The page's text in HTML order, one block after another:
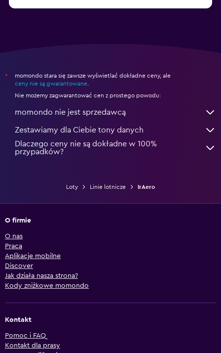
*
momondo stara się zawsze wyświetlać dokładne ceny, ale
ceny nie są gwarantowane
Nie możemy zagwarantować cen z prostego powodu:
momondo nie jest sprzedawcą
Zestawiamy dla Ciebie tony danych
Dlaczego ceny nie są dokładne w 100%
przypadków?
Loty Linie lotnicze IrAero
O firmie
O nas
Praca
Aplikacje mobilne
Discover
Jak działa nasza strona?
Kody zniżkowe momondo
Kontakt
Pomoc i FAQ
Kontakt dla prasy